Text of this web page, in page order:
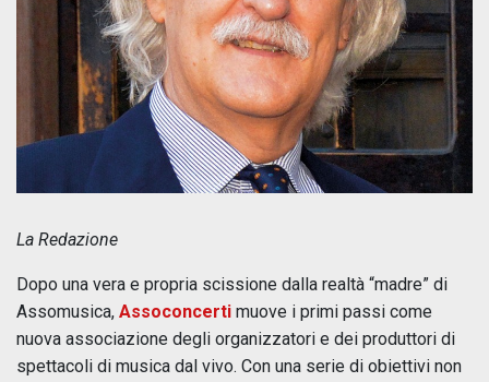
La Redazione
Dopo una vera e propria scissione dalla realtà “madre” di
Assomusica, Assoconcerti muove i primi passi come
nuova associazione degli organizzatori e dei produttori di
spettacoli di musica dal vivo. Con una serie di obiettivi non